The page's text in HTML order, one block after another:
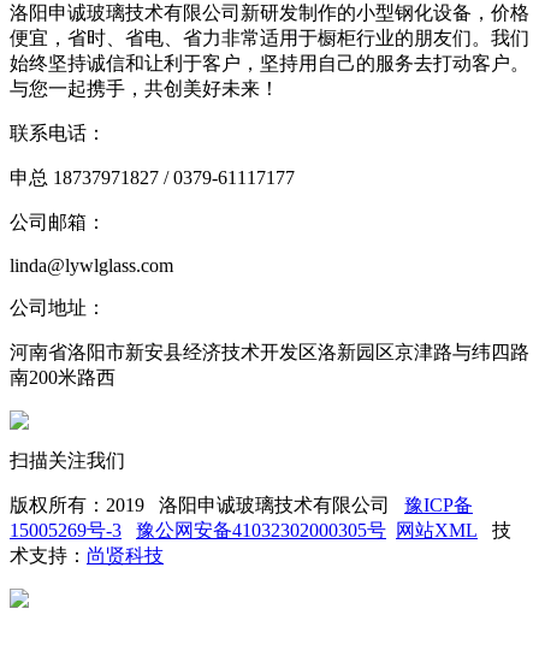
洛阳申诚玻璃技术有限公司新研发制作的小型钢化设备，价格
便宜，省时、省电、省力非常适用于橱柜行业的朋友们。我们
始终坚持诚信和让利于客户，坚持用自己的服务去打动客户。
与您一起携手，共创美好未来！
联系电话：
申总 18737971827 / 0379-61117177
公司邮箱：
linda@lywlglass.com
公司地址：
河南省洛阳市新安县经济技术开发区洛新园区京津路与纬四路
南200米路西
扫描关注我们
版权所有：2019 洛阳申诚玻璃技术有限公司 豫ICP备
15005269号-3
豫公网安备41032302000305号 网站XML 技
术支持： 尚贤科技